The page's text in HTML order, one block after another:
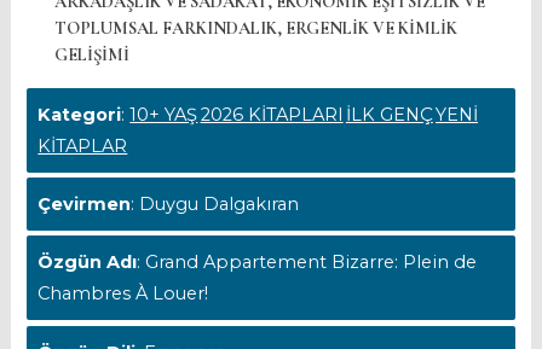
TOPLUMSAL FARKINDALIK, ERGENLİK VE KİMLİK
GELİŞİMİ
Kategori:10+ YAŞ2026 KİTAPLARI İLK GENÇYENİ
KİTAPLAR
Çevirmen: Duygu Dalgakıran
Özgün Adı: Grand Appartement Bizarre: Plein de
Chambres À Louer!